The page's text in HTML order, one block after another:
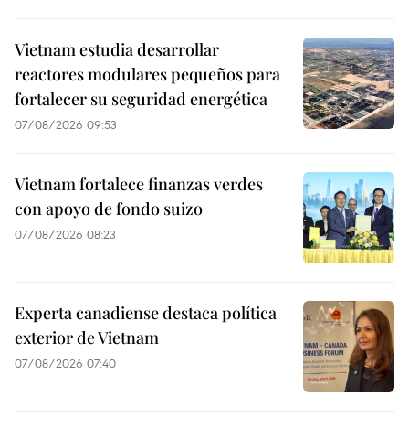
Vietnam estudia desarrollar
reactores modulares pequeños para
fortalecer su seguridad energética
07/08/2026 09:53
Vietnam fortalece finanzas verdes
con apoyo de fondo suizo
07/08/2026 08:23
Experta canadiense destaca política
exterior de Vietnam
07/08/2026 07:40